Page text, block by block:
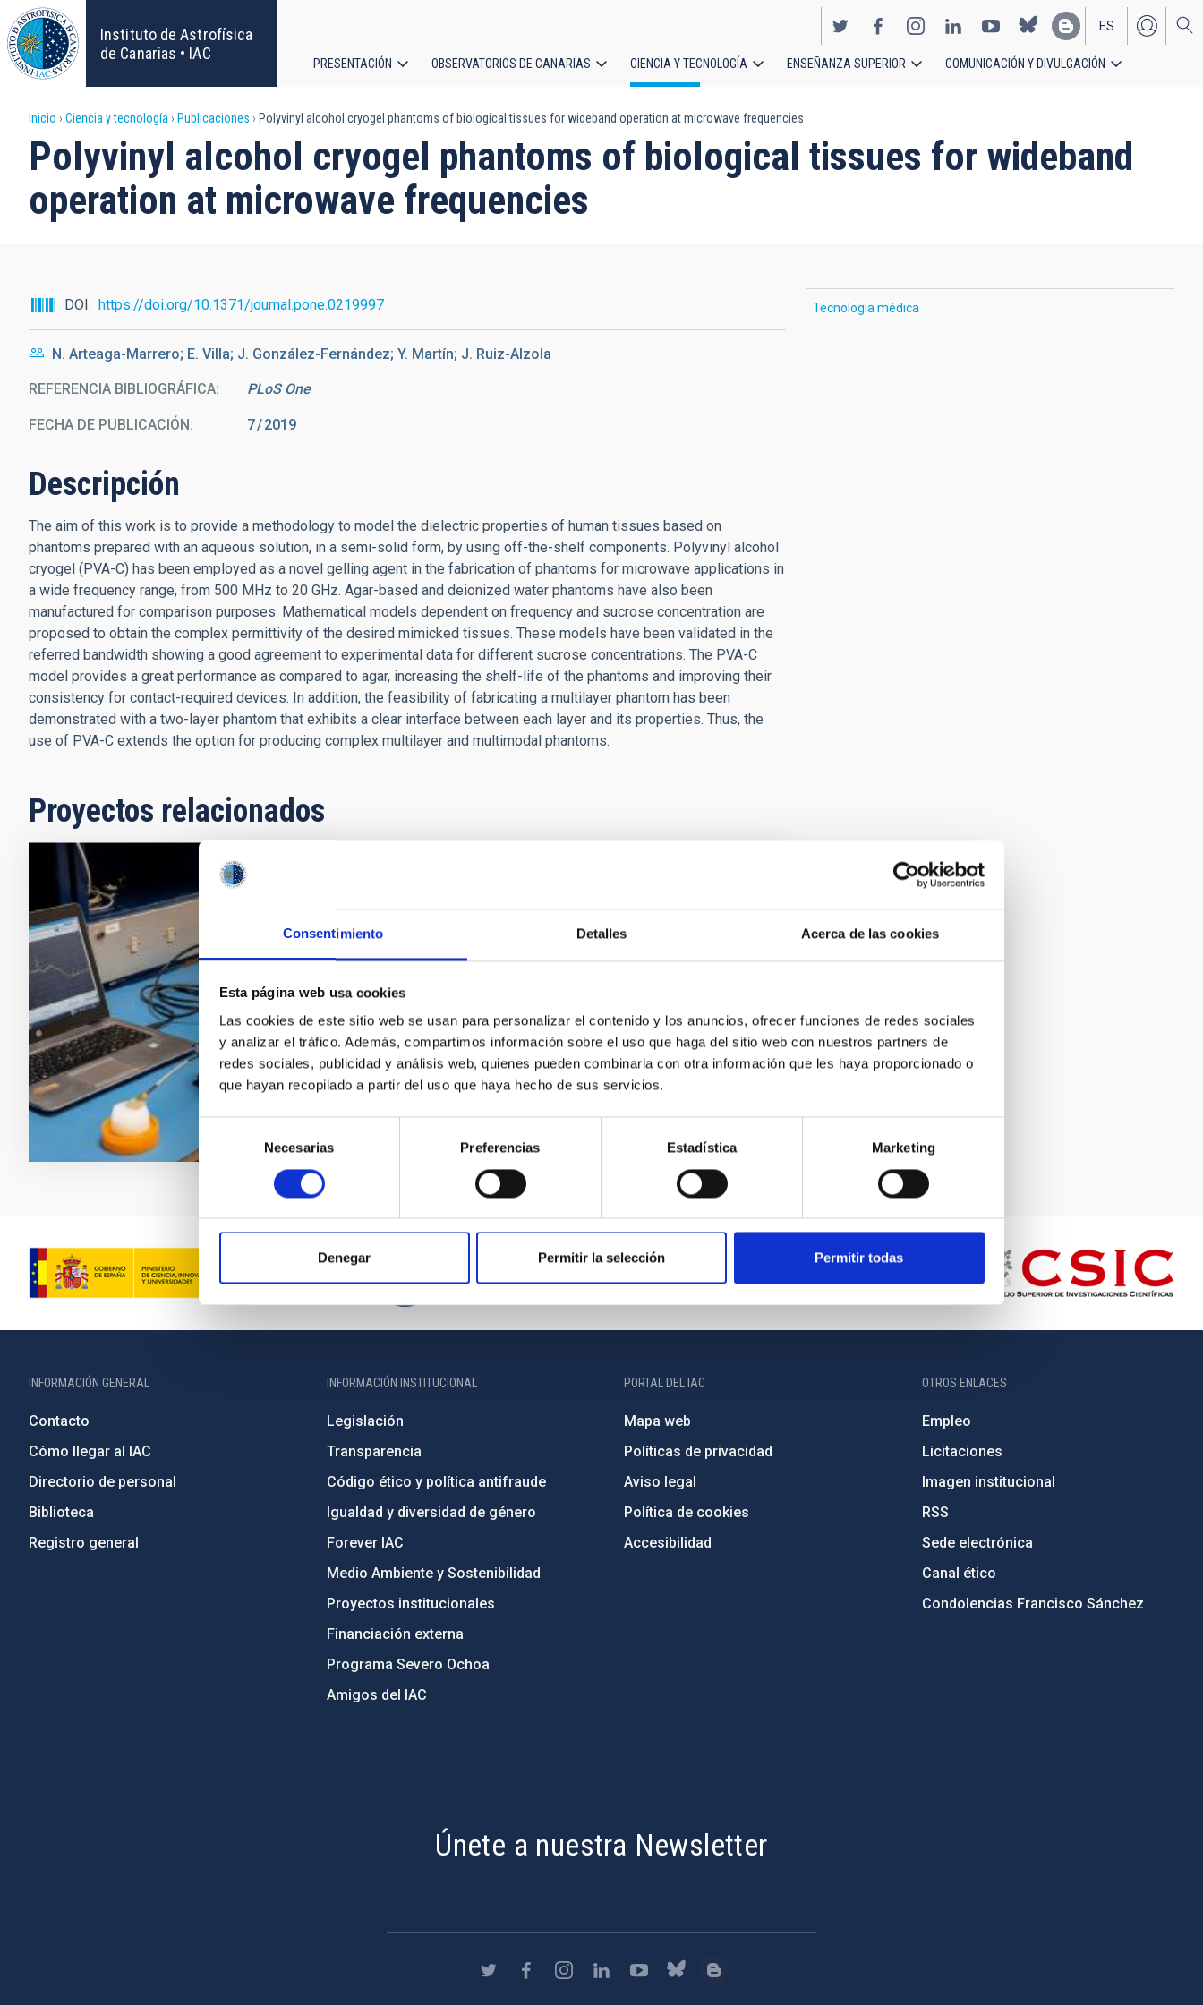
Consentimiento Detalles Acerca de las cookies
Esta página web usa cookies
Las cookies de este sitio web se usan para personalizar el contenido y los anuncios, ofrecer funciones de redes sociales
y analizar el tráfico. Además, compartimos información sobre el uso que haga del sitio web con nuestros partners de
redes sociales, publicidad y análisis web, quienes pueden combinarla con otra información que les haya proporcionado o
que hayan recopilado a partir del uso que haya hecho de sus servicios.
de
consentimiento
Necesarias Preferencias Estadística Marketing
Denegar Permitir la selección Permitir todas
Pasar
al
contenido
principal
Instituto de Astrofísica
de Canarias • IAC
EN
ES
principal
PRESENTACIÓN OBSERVATORIOS DE CANARIAS CIENCIA Y TECNOLOGÍA ENSEÑANZA SUPERIOR COMUNICACIÓN Y DIVULGACIÓN
Sobrescribir
enlaces
de
a
la
navegación
Inicio Ciencia y tecnología Publicaciones Polyvinyl alcohol cryogel phantoms of biological tissues for wideband operation at microwave frequencies
Polyvinyl alcohol cryogel phantoms of biological tissues for wideband
operation at microwave frequencies
DOI https://doi.org/10.1371/journal.pone.0219997
N. Arteaga-Marrero; E. Villa; J. González-Fernández; Y. Martín; J. Ruiz-Alzola
REFERENCIA BIBLIOGRÁFICA PLoS One
FECHA DE PUBLICACIÓN: 7 2019
Descripción
The aim of this work is to provide a methodology to model the dielectric properties of human tissues based on
phantoms prepared with an aqueous solution, in a semi-solid form, by using off-the-shelf components. Polyvinyl alcohol
cryogel (PVA-C) has been employed as a novel gelling agent in the fabrication of phantoms for microwave applications in
a wide frequency range, from 500 MHz to 20 GHz. Agar-based and deionized water phantoms have also been
manufactured for comparison purposes. Mathematical models dependent on frequency and sucrose concentration are
proposed to obtain the complex permittivity of the desired mimicked tissues. These models have been validated in the
referred bandwidth showing a good agreement to experimental data for different sucrose concentrations. The PVA-C
model provides a great performance as compared to agar, increasing the shelf-life of the phantoms and improving their
consistency for contact-required devices. In addition, the feasibility of fabricating a multilayer phantom has been
demonstrated with a two-layer phantom that exhibits a clear interface between each layer and its properties. Thus, the
use of PVA-C extends the option for producing complex multilayer and multimodal phantoms.
Proyectos relacionados
Desarrollo de sistemas electro-ópticos que implementan tecnología
Juan Ruiz Alzola
Universidad de Las Palmas de Gran Canaria
En ejecución
BUSCAMOS VOLUNTARIOS
Tecnología médica
INFORMACIÓN GENERAL
Contacto
Cómo llegar al IAC
Directorio de personal
Biblioteca
Registro general
INFORMACIÓN INSTITUCIONAL
Legislación
Transparencia
Código ético y política antifraude
Igualdad y diversidad de género
Forever IAC
Medio Ambiente y Sostenibilidad
Proyectos institucionales
Financiación externa
Programa Severo Ochoa
Amigos del IAC
PORTAL DEL IAC
Mapa web
Políticas de privacidad
Aviso legal
Política de cookies
Accesibilidad
OTROS ENLACES
Empleo
Licitaciones
Imagen institucional
RSS
Sede electrónica
Canal ético
Condolencias Francisco Sánchez
Únete a nuestra Newsletter